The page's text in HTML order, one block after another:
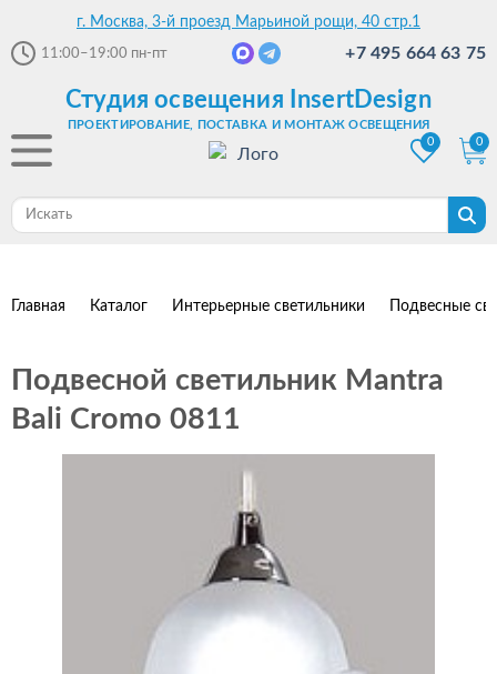
г. Москва, 3-й проезд Марьиной рощи, 40 стр.1
11:00–19:00 пн-пт +7 495 664 63 75
Студия освещения InsertDesign
ПРОЕКТИРОВАНИЕ, ПОСТАВКА И МОНТАЖ ОСВЕЩЕНИЯ
0
0
Главная Каталог Интерьерные светильники Подвесные
Подвесной светильник Mantra
Bali Cromo 0811